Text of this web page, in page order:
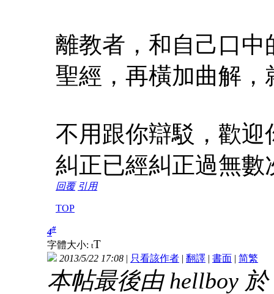
離教者，和自己口
聖經，再橫加曲解
不用跟你辯駁，歡
糾正已經糾正過無數
回覆 引用
TOP
4#
字體大小: tT
2013/5/22 17:08 | 只看該作者 | 翻譯 | 書面 | 简繁
本帖最後由 hellboy